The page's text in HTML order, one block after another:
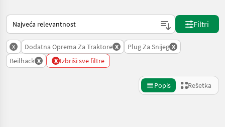
Tako se sortira na Landwirt.com
Filtri
x Dodatna Oprema Za Traktore x Plug Za Snijeg x
Beilhack x x Izbriši sve filtre
Popis Rešetka